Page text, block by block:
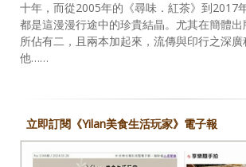
十年，而從2005年的《尋味．紅茶》到2017
都是這漫漫行途中的珍貴結晶。尤其在簡體
所佔有二，且兩本加起來，流傳與印行之深
他……
立即訂閱《Yilan美食生活玩家》電子報